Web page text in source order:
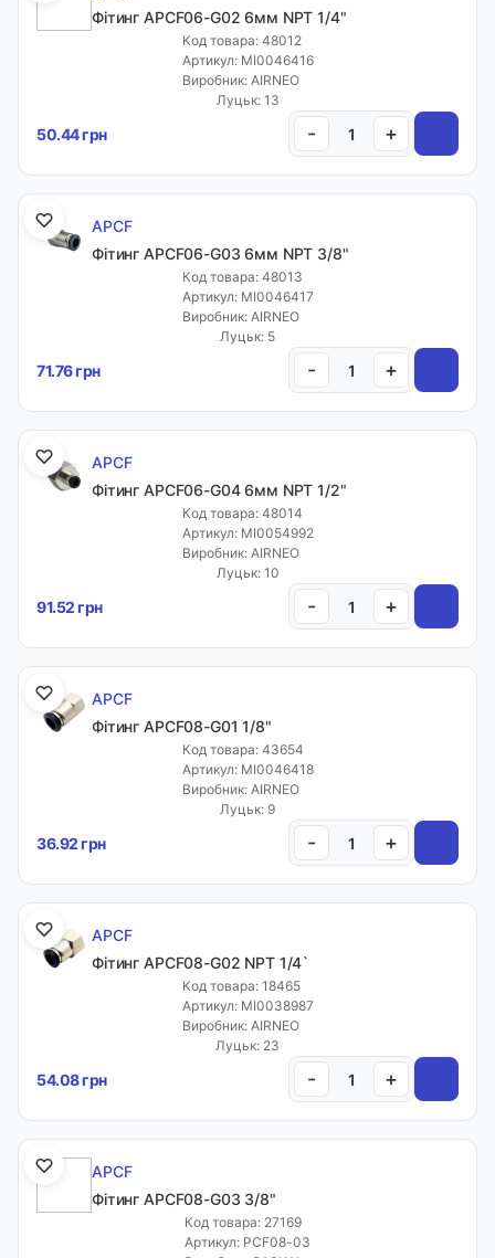
Фітинг APCF06-G02 6мм NPT 1/4"
Код товара: 48012
Артикул: MI0046416
Виробник: AIRNEO
Луцьк: 13
50.44 грн - +
APCF
Фітинг APCF06-G03 6мм NPT 3/8"
Код товара: 48013
Артикул: MI0046417
Виробник: AIRNEO
Луцьк: 5
71.76 грн - +
APCF
Фітинг APCF06-G04 6мм NPT 1/2"
Код товара: 48014
Артикул: MI0054992
Виробник: AIRNEO
Луцьк: 10
91.52 грн - +
APCF
Фітинг APCF08-G01 1/8"
Код товара: 43654
Артикул: MI0046418
Виробник: AIRNEO
Луцьк: 9
36.92 грн - +
APCF
Фітинг APCF08-G02 NPT 1/4`
Код товара: 18465
Артикул: MI0038987
Виробник: AIRNEO
Луцьк: 23
54.08 грн - +
APCF
Фітинг APCF08-G03 3/8"
Код товара: 27169
Артикул: PCF08-03